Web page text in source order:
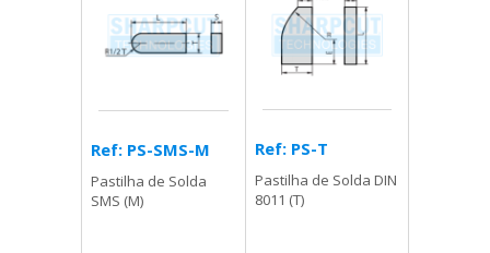
Ref: PS-SMS-M
Pastilha de Solda
SMS (M)
Ref: PS-T
Pastilha de Solda DIN
8011 (T)